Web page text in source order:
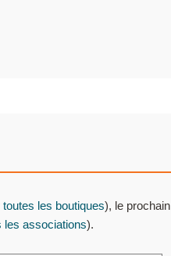
toutes les boutiques), le prochain
les associations).